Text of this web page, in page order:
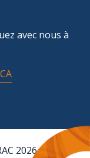
avec nous à
2026